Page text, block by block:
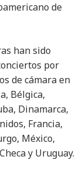
de
han sido
por
de cámara en
Bélgica,
Dinamarca,
Francia,
México,
y Uruguay.